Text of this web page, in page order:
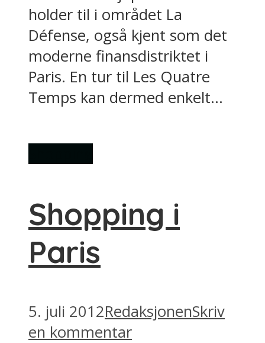
holder til i området La
Défense, også kjent som det
moderne finansdistriktet i
Paris. En tur til Les Quatre
Temps kan dermed enkelt...
Shopping i
Paris
5. juli 2012RedaksjonenSkriv
en kommentar